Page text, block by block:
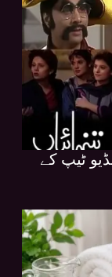
ٹیپ کے